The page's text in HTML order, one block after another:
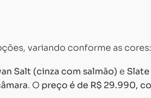
variando conforme as cores:
Salt (cinza com salmão) e Slate
. O preço é de R$ 29.990,